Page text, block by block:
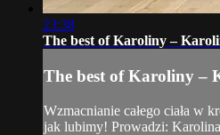
23:38
The best of Karoliny –
The best of Karoliny –
Wzmacnianie całego ciała w
jak lubimy! Prowadzi: